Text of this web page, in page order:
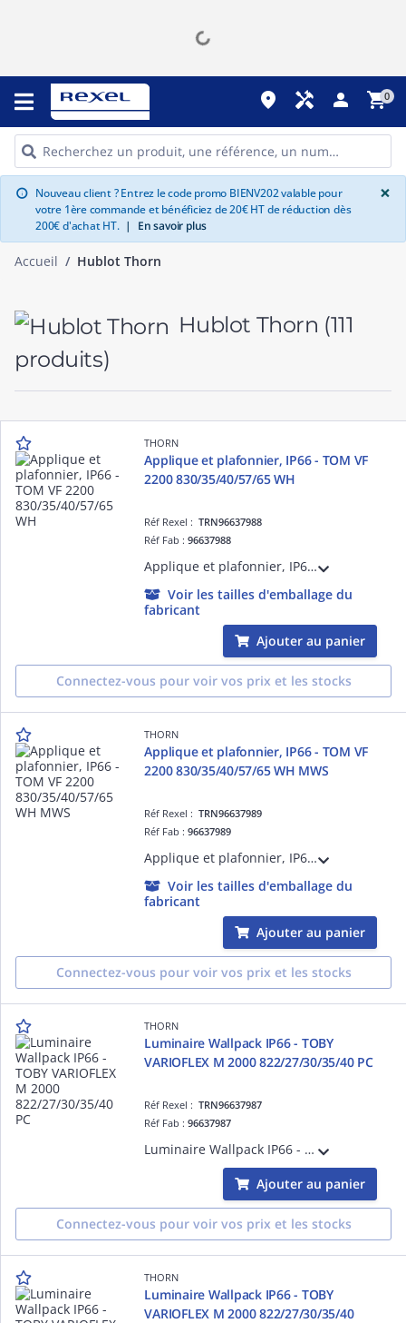
place handyman person shopping_cart0
info Nouveau client ? Entrez le code promo BIENV202 valable pour
votre 1ère commande et bénéficiez de 20€ HT de réduction dès
200€ d'achat HT. | En savoir plus
×
Accueil Hublot Thorn
Hublot Thorn (111
produits)
THORN
Applique et plafonnier, IP66 - TOM VF
2200 830/35/40/57/65 WH
Réf Rexel :TRN96637988
Réf Fab :96637988
Applique et plafonnier, IP66 - TOM VF 2200 830/35/40/57/65 WH - Plafonnier LED pour éclairage intérieur performant ¿ 20W ¿ 6500K ¿ Ra>80 ¿ IP66
Voir les tailles d'emballage du
fabricant
Ajouter au panier
Connectez-vous pour voir vos prix et les stocks
THORN
Applique et plafonnier, IP66 - TOM VF
2200 830/35/40/57/65 WH MWS
Réf Rexel :TRN96637989
Réf Fab :96637989
Applique et plafonnier, IP66 - TOM VF 2200 830/35/40/57/65 WH MWS - Plafonnier LED pour éclairage intérieur performant ¿ 20W ¿ 6500K ¿ Ra>80 ¿ IP66 ¿ version détection
Voir les tailles d'emballage du
fabricant
Ajouter au panier
Connectez-vous pour voir vos prix et les stocks
THORN
Luminaire Wallpack IP66 - TOBY
VARIOFLEX M 2000 822/27/30/35/40 PC
Réf Rexel :TRN96637987
Réf Fab :96637987
Luminaire Wallpack IP66 - TOBY VARIOFLEX M 2000 822/27/30/35/40 PC - Alimentation pour luminaires LED ¿ 17W ¿ 4000K ¿ Ra>80 ¿ IP66
Ajouter au panier
Connectez-vous pour voir vos prix et les stocks
THORN
Luminaire Wallpack IP66 - TOBY
VARIOFLEX M 2000 822/27/30/35/40